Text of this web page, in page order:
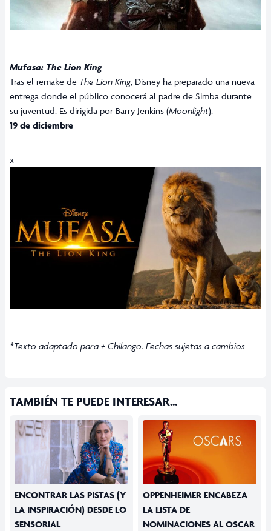
Mufasa: The Lion King
Tras el remake de The Lion King, Disney ha preparado una nueva
entrega donde el público conocerá al padre de Simba durante
su juventud. Es dirigida por Barry Jenkins (Moonlight).
19 de diciembre
x
*Texto adaptado para + Chilango. Fechas sujetas a cambios
TAMBIÉN TE PUEDE INTERESAR...
ENCONTRAR LAS PISTAS (Y
LA INSPIRACIÓN) DESDE LO
SENSORIAL
OPPENHEIMER ENCABEZA
LA LISTA DE
NOMINACIONES AL OSCAR